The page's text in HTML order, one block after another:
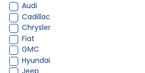
Audi
Cadillac
Chrysler
Fiat
GMC
Hyundai